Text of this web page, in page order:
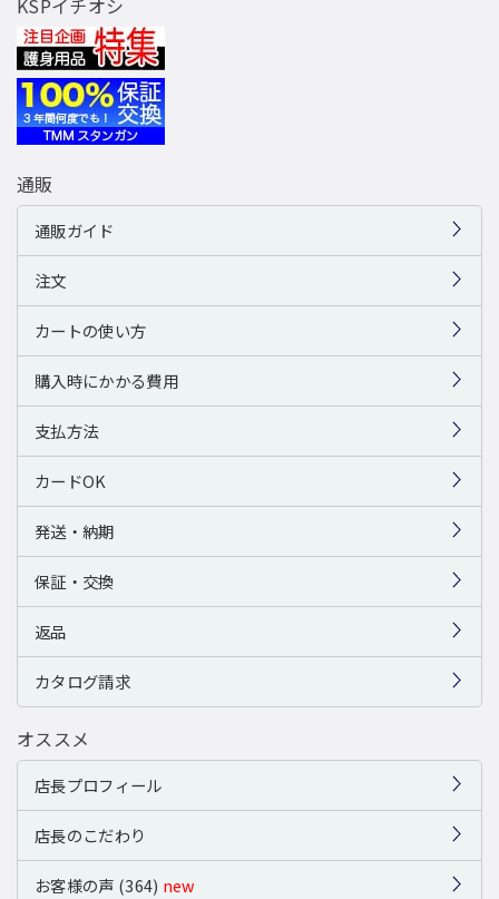
KSPイチオシ
通販
通販ガイド
注文
カートの使い方
購入時にかかる費用
支払方法
カードOK
発送・納期
保証・交換
返品
カタログ請求
オススメ
店長プロフィール
店長のこだわり
お客様の声 (364) new